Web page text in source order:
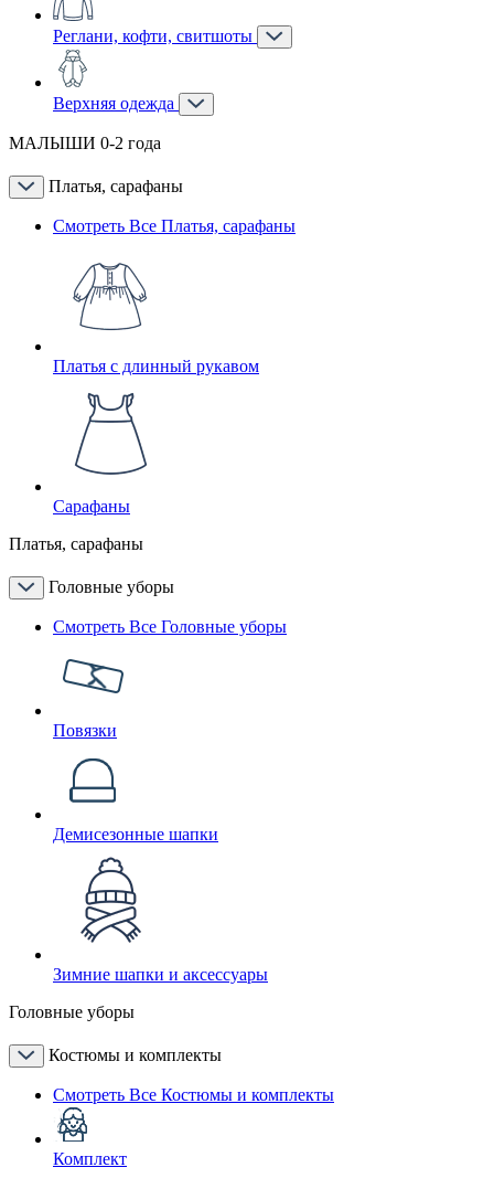
Реглани, кофти, свитшоты
Верхняя одежда
МАЛЫШИ 0-2 года
Платья, сарафаны
Смотреть Все Платья, сарафаны
Платья с длинный рукавом
Сарафаны
Платья, сарафаны
Головные уборы
Смотреть Все Головные уборы
Повязки
Демисезонные шапки
Зимние шапки и аксессуары
Головные уборы
Костюмы и комплекты
Смотреть Все Костюмы и комплекты
Комплект